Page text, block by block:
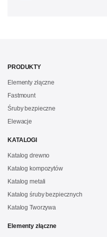
PRODUKTY
Elementy złączne
Fastmount
Śruby bezpieczne
Elewacje
KATALOGI
Katalog drewno
Katalog kompozytów
Katalog metali
Katalog śruby bezpiecznych
Katalog Tworzywa
Elementy złączne